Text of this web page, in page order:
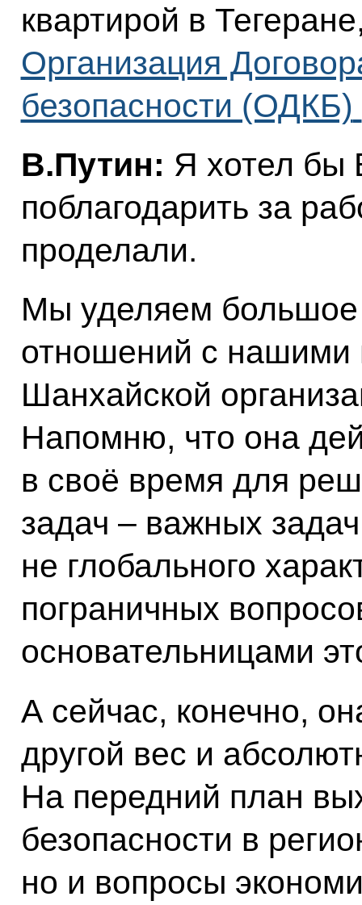
квартирой в
Организация
безопасности (ОДКБ)
В.Путин: Я хотел бы
поблагодарить за
проделали.
Мы уделяем
отношений с нашими
Шанхайской
Напомню, что она
в своё время для
задач – важных
не глобального
пограничных
основательницами
А сейчас, конечно,
другой вес и
На передний план
безопасности в
но и вопросы